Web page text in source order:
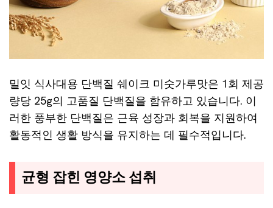
밀잇 식사대용 단백질 쉐이크 미숫가루맛은 1회 제공
량당 25g의 고품질 단백질을 함유하고 있습니다. 이
러한 풍부한 단백질은 근육 성장과 회복을 지원하여
활동적인 생활 방식을 유지하는 데 필수적입니다.
균형 잡힌 영양소 섭취